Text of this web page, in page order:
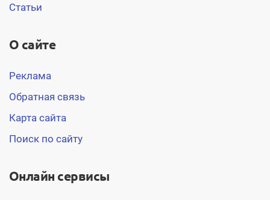
Статьи
О сайте
Реклама
Обратная связь
Карта сайта
Поиск по сайту
Онлайн сервисы